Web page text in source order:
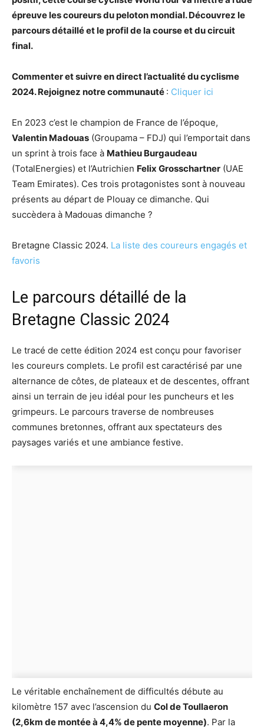
épreuve les coureurs du peloton mondial. Découvrez le
parcours détaillé et le profil de la course et du circuit
final.
Commenter et suivre en direct l’actualité du cyclisme
2024. Rejoignez notre communauté : Cliquer ici
En 2023 c’est le champion de France de l’époque,
Valentin Madouas (Groupama – FDJ) qui l’emportait dans
un sprint à trois face à Mathieu Burgaudeau
(TotalEnergies) et l’Autrichien Felix Grosschartner (UAE
Team Emirates). Ces trois protagonistes sont à nouveau
présents au départ de Plouay ce dimanche. Qui
succèdera à Madouas dimanche ?
Bretagne Classic 2024. La liste des coureurs engagés et
favoris
Le parcours détaillé de la
Bretagne Classic 2024
Le tracé de cette édition 2024 est conçu pour favoriser
les coureurs complets. Le profil est caractérisé par une
alternance de côtes, de plateaux et de descentes, offrant
ainsi un terrain de jeu idéal pour les puncheurs et les
grimpeurs. Le parcours traverse de nombreuses
communes bretonnes, offrant aux spectateurs des
paysages variés et une ambiance festive.
Le véritable enchaînement de difficultés débute au
kilomètre 157 avec l’ascension du Col de Toullaeron
(2,6km de montée à 4,4% de pente moyenne). Par la